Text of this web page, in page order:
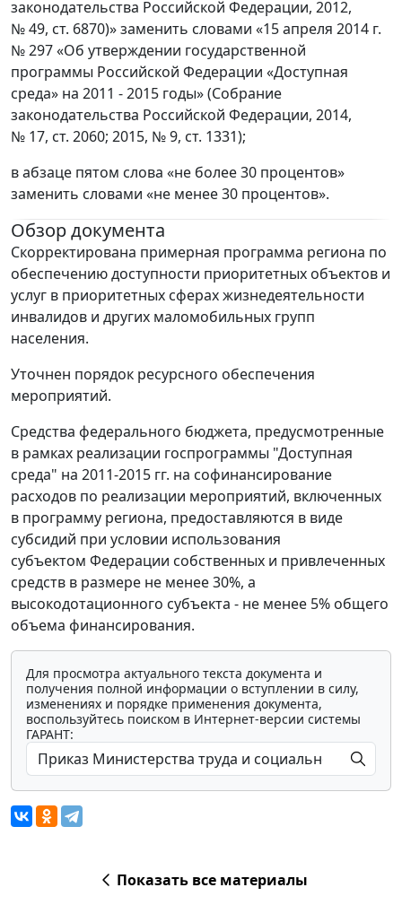
законодательства Российской Федерации, 2012,
№ 49, ст. 6870)» заменить словами «15 апреля 2014 г.
№ 297 «Об утверждении государственной
программы Российской Федерации «Доступная
среда» на 2011 - 2015 годы» (Собрание
законодательства Российской Федерации, 2014,
№ 17, ст. 2060; 2015, № 9, ст. 1331);
в абзаце пятом слова «не более 30 процентов»
заменить словами «не менее 30 процентов».
Обзор документа
Скорректирована примерная программа региона по
обеспечению доступности приоритетных объектов и
услуг в приоритетных сферах жизнедеятельности
инвалидов и других маломобильных групп
населения.
Уточнен порядок ресурсного обеспечения
мероприятий.
Средства федерального бюджета, предусмотренные
в рамках реализации госпрограммы "Доступная
среда" на 2011-2015 гг. на софинансирование
расходов по реализации мероприятий, включенных
в программу региона, предоставляются в виде
субсидий при условии использования
субъектом Федерации собственных и привлеченных
средств в размере не менее 30%, а
высокодотационного субъекта - не менее 5% общего
объема финансирования.
Для просмотра актуального текста документа и
получения полной информации о вступлении в силу,
изменениях и порядке применения документа,
воспользуйтесь поиском в Интернет-версии системы
ГАРАНТ:
Показать все материалы